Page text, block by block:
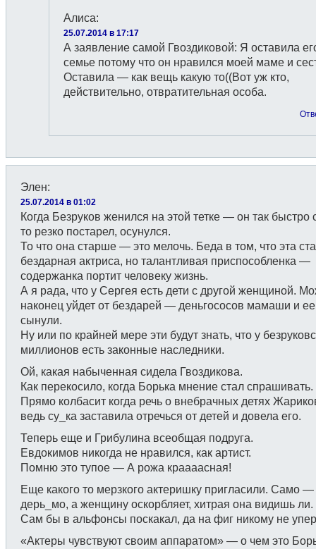
Алиса:
25.07.2014 в 17:17
А заявление самой Гвоздиковой: Я оставила
семье потому что он нравился моей маме и
Оставила — как вещь какую то((Вот уж кто,
действительно, отвратительная особа.
Элен:
25.07.2014 в 01:02
Когда Безруков женился на этой тетке — он так быстро
то резко постарел, осунулся.
То что она старше — это мелочь. Беда в том, что эта
бездарная актриса, но талантливая приспособленка —
содержанка портит человеку жизнь.
А я рада, что у Сергея есть дети с другой женщиной.
наконец уйдет от бездарей — деньгососов мамаши и ее
сынули.
Ну или по крайней мере эти будут знать, что у
миллионов есть законные наследники.
Ой, какая набыченная сидела Гвоздикова.
Как перекосило, когда Борька мнение стал спрашивать.
Прямо колбасит когда речь о внебрачных детях
ведь су_ка заставила отречься от детей и довела его.
Теперь еще и Грибулина всеобщая подруга.
Евдокимов никогда не нравился, как артист.
Помню это тупое — А рожа краааасная!
Еще какого то мерзкого актеришку пригласили. Само —
дерь_мо, а женщину оскорбляет, хитрая она видишь ли.
Сам бы в альфонсы поскакал, да на фиг никому не
«Актеры чувствуют своим аппаратом» — о чем это